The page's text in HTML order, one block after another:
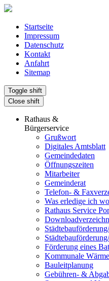
Startseite
Impressum
Datenschutz
Kontakt
Anfahrt
Sitemap
Toggle shift
Close shift
Rathaus &
Bürgerservice
Grußwort
Digitales Amtsblatt
Gemeindedaten
Öffnungszeiten
Mitarbeiter
Gemeinderat
Telefon- &
Was erledige ich
Rathaus Service
Förderung eines
Kommunale
Bauleitplanung
Gebühren- &